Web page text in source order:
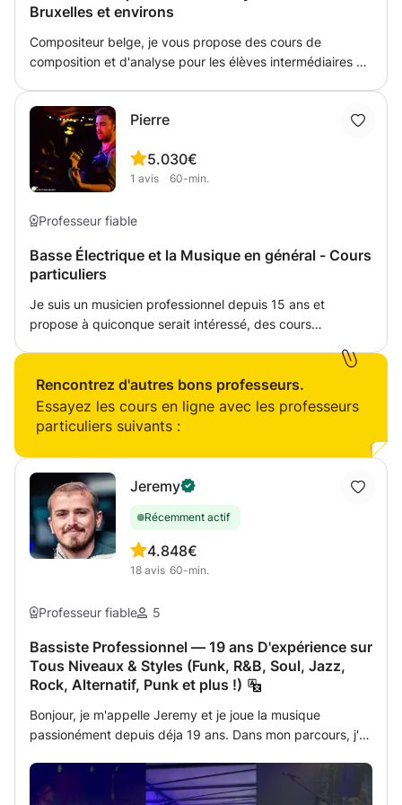
connaissances. N'hésites pas à me contacter pour plus
d'informations!
Bruxelles et environs
Compositeur belge, je vous propose des cours de
composition et d'analyse pour les élèves intermédiaires et
quelque soit votre niveau ou votre rythme de travail pour
vous faire progresser tout en y prenant plaisir et en vous
épanouissant. Ce cours s'adresse à ceux qui ont déjà de
bonnes notions de théorie musicale.
Pierre
5.0
1 avis
30€
60-min.
Professeur fiable
Basse Électrique et la Musique en général - Cours
particuliers
Je suis un musicien professionnel depuis 15 ans et
propose à quiconque serait intéressé, des cours
sérieux!). J’accueille tous ceux qui veulent apprendre la
musique, juste pour le plaisir ou pour en faire leur vie. Je
suis titulaire d’une licence en musique populaire de la Tech
d’innombrables musiciens sur des projets extrêmement
variés. J’aime enseigner et je suis certain de pouvoir vous
faire partager ma passion.
Rencontrez d'autres bons professeurs.
Essayez les cours en ligne avec les professeurs
particuliers suivants :
Jeremy
Récemment actif
4.8
18 avis
48€
60-min.
Professeur fiable 5
Bassiste Professionnel — 19 ans D'expérience sur
Tous Niveaux & Styles (Funk, R&B, Soul, Jazz,
Rock, Alternatif, Punk et plus !)
Bonjour, je m'appelle Jeremy et je joue la musique
passionément depuis déja 19 ans. Dans mon parcours, j'ai
variété de groupes et d'ensembles en Angleterre et en
Belgique dans de nombreux styles (funk, R&B, soul, jazz,